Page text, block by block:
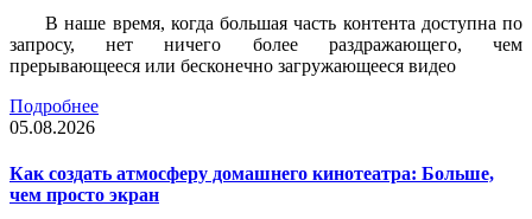
В наше время, когда большая часть контента доступна по
запросу, нет ничего более раздражающего, чем
прерывающееся или бесконечно загружающееся видео
Подробнее
05.08.2026
Как создать атмосферу домашнего кинотеатра: Больше,
чем просто экран